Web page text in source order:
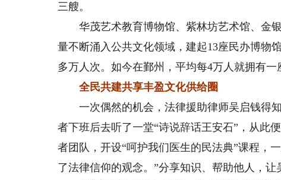
三艘。
华茂艺术教育博物馆、紫林坊艺术馆、金
量不断涌入公共文化领域，建起13座民办博物
多万人次。如今在鄞州，平均每4万人就拥有一
全民共建共享丰盈文化供给圈
一次偶然的机会，法律援助律师吴启钱得知
者下班后去听了一堂“诗说辞话王安石”，从此
者团队，开设“呵护我们医生的民法典”课程，
了法律信仰的观念。”分享知识、帮助他人，让